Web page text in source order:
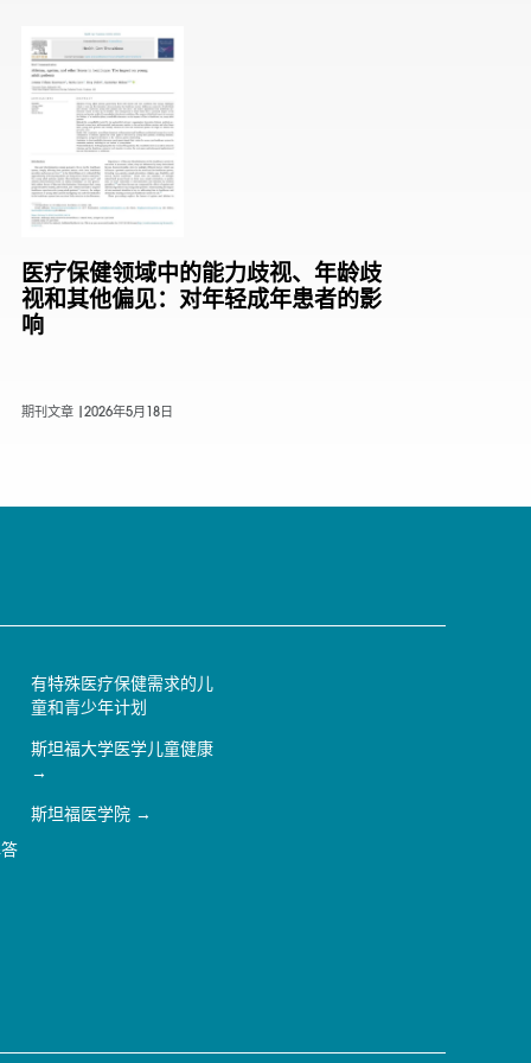
医疗保健领域中的能力歧视、年龄歧
视和其他偏见：对年轻成年患者的影
响
期刊文章 | 2026年5月18日
有特殊医疗保健需求的儿
童和青少年计划
斯坦福大学医学儿童健康
斯坦福医学院